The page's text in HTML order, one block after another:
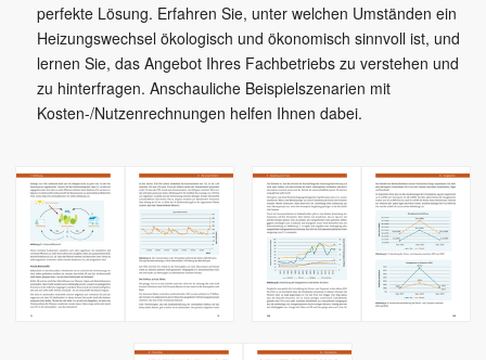
perfekte Lösung. Erfahren Sie, unter welchen Umständen ein
Heizungswechsel ökologisch und ökonomisch sinnvoll ist, und
lernen Sie, das Angebot Ihres Fachbetriebs zu verstehen und
zu hinterfragen. Anschauliche Beispielszenarien mit
Kosten-/Nutzenrechnungen helfen Ihnen dabei.